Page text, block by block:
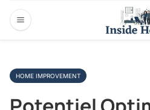
HOME IMPROVEMENT